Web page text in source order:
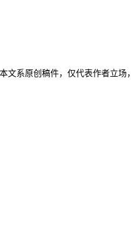
本文系原创稿件，仅代表作者立场